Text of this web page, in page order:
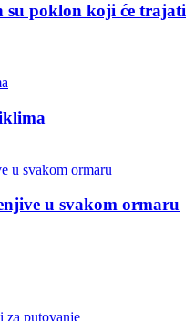
su poklon koji će trajati
u svakom ormaru
za putovanje